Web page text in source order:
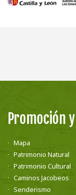
Promoción
Mapa
Patrimonio Natural
Patrimonio Cultural
Caminos Jacobeos
Senderismo